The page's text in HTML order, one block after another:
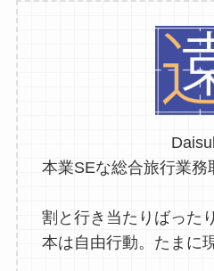
本業SEな総合旅行業務
割と行き当たりばった
本は自由行動。たまに